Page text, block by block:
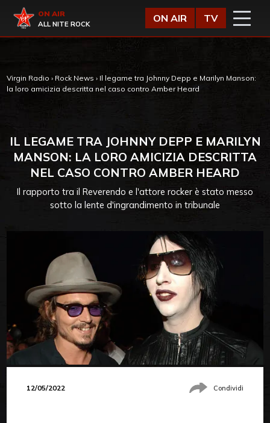
Virgin Radio
ON AIR
ALL NITE ROCK
ON AIR TV
Virgin Radio › Rock News › Il legame tra Johnny Depp e Marilyn Manson:
la loro amicizia descritta nel caso contro Amber Heard
IL LEGAME TRA JOHNNY DEPP E MARILYN
MANSON: LA LORO AMICIZIA DESCRITTA
NEL CASO CONTRO AMBER HEARD
Il rapporto tra il Reverendo e l'attore rocker è stato messo
sotto la lente d'ingrandimento in tribunale
12/05/2022 Condividi